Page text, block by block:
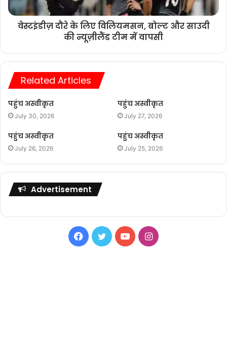
वेस्टइंडीज़ दौरे के लिए विलियमसन, बोल्ट और साउदी
की न्यूज़ीलैंड टीम में वापसी
Related Articles
पहुंच अस्वीकृत
July 30, 2026
पहुंच अस्वीकृत
July 27, 2026
पहुंच अस्वीकृत
July 26, 2026
पहुंच अस्वीकृत
July 25, 2026
Advertisement
Facebook
TwitterYouTubeInstagram